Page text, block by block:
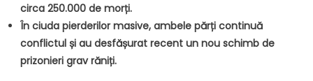
circa 250.000 de morți.
În ciuda pierderilor masive, ambele părți continuă
conflictul și au desfășurat recent un nou schimb de
prizonieri grav răniți.